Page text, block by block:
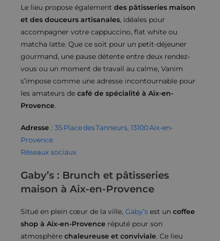
Le lieu propose égalementdes pâtisseries maison
et des douceurs artisanales, idéales pour
accompagner votre cappuccino, flat white ou
matcha latte. Que ce soit pour un petit-déjeuner
gourmand, une pause détente entre deux rendez-
vous ou un moment de travail au calme, Vanim
s’impose comme une adresse incontournable pour
les amateurs decafé de spécialité à Aix-en-
Provence.
Adresse :35 Place des Tanneurs, 13100 Aix-en-
Provence
Réseaux sociaux
Gaby’s : Brunch et pâtisseries
maison à Aix-en-Provence
Situé en plein cœur de la ville,Gaby’s est uncoffee
shop à Aix-en-Provence réputé pour son
atmosphèrechaleureuse et conviviale. Ce lieu